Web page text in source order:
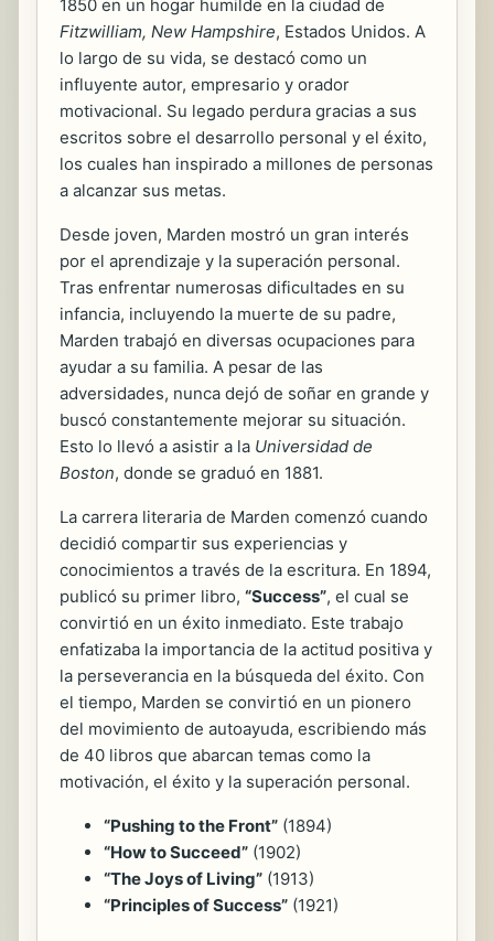
1850 en un hogar humilde en la ciudad de
Fitzwilliam, New Hampshire, Estados Unidos. A
lo largo de su vida, se destacó como un
influyente autor, empresario y orador
motivacional. Su legado perdura gracias a sus
escritos sobre el desarrollo personal y el éxito,
los cuales han inspirado a millones de personas
a alcanzar sus metas.
Desde joven, Marden mostró un gran interés
por el aprendizaje y la superación personal.
Tras enfrentar numerosas dificultades en su
infancia, incluyendo la muerte de su padre,
Marden trabajó en diversas ocupaciones para
ayudar a su familia. A pesar de las
adversidades, nunca dejó de soñar en grande y
buscó constantemente mejorar su situación.
Esto lo llevó a asistir a la Universidad de
Boston, donde se graduó en 1881.
La carrera literaria de Marden comenzó cuando
decidió compartir sus experiencias y
conocimientos a través de la escritura. En 1894,
publicó su primer libro, “Success”, el cual se
convirtió en un éxito inmediato. Este trabajo
enfatizaba la importancia de la actitud positiva y
la perseverancia en la búsqueda del éxito. Con
el tiempo, Marden se convirtió en un pionero
del movimiento de autoayuda, escribiendo más
de 40 libros que abarcan temas como la
motivación, el éxito y la superación personal.
“Pushing to the Front” (1894)
“How to Succeed” (1902)
“The Joys of Living” (1913)
“Principles of Success” (1921)